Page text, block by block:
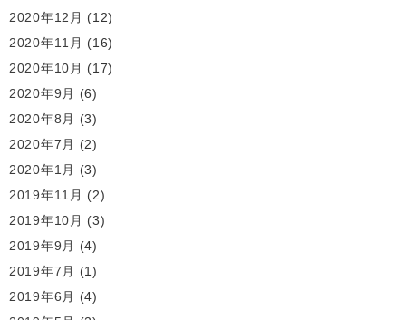
2020年12月 (12)
2020年11月 (16)
2020年10月 (17)
2020年9月
(6)
2020年8月
(3)
2020年7月
(2)
2020年1月
(3)
2019年11月 (2)
2019年10月 (3)
2019年9月
(4)
2019年7月
(1)
2019年6月
(4)